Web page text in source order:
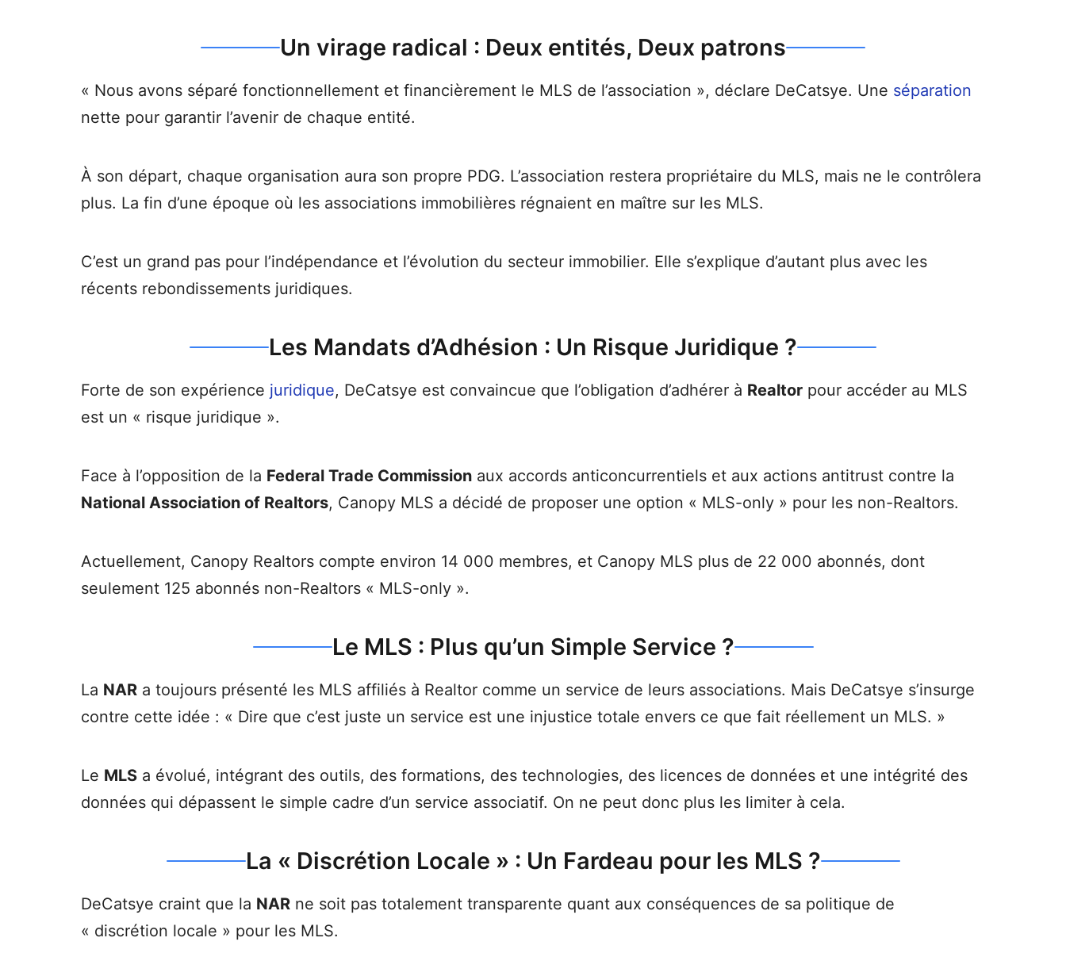
Un virage radical : Deux entités, Deux patrons
« Nous avons séparé fonctionnellement et financièrement le MLS de l’association », déclare DeCatsye. Une séparation
nette pour garantir l’avenir de chaque entité.
À son départ, chaque organisation aura son propre PDG. L’association restera propriétaire du MLS, mais ne le contrôlera
plus. La fin d’une époque où les associations immobilières régnaient en maître sur les MLS.
C’est un grand pas pour l’indépendance et l’évolution du secteur immobilier. Elle s’explique d’autant plus avec les
récents rebondissements juridiques.
Les Mandats d’Adhésion : Un Risque Juridique ?
Forte de son expérience juridique, DeCatsye est convaincue que l’obligation d’adhérer à Realtor pour accéder au MLS
est un « risque juridique ».
Face à l’opposition de la Federal Trade Commission aux accords anticoncurrentiels et aux actions antitrust contre la
National Association of Realtors, Canopy MLS a décidé de proposer une option « MLS-only » pour les non-Realtors.
Actuellement, Canopy Realtors compte environ 14 000 membres, et Canopy MLS plus de 22 000 abonnés, dont
seulement 125 abonnés non-Realtors « MLS-only ».
Le MLS : Plus qu’un Simple Service ?
La NAR a toujours présenté les MLS affiliés à Realtor comme un service de leurs associations. Mais DeCatsye s’insurge
contre cette idée : « Dire que c’est juste un service est une injustice totale envers ce que fait réellement un MLS. »
Le MLS a évolué, intégrant des outils, des formations, des technologies, des licences de données et une intégrité des
données qui dépassent le simple cadre d’un service associatif. On ne peut donc plus les limiter à cela.
La « Discrétion Locale » : Un Fardeau pour les MLS ?
DeCatsye craint que la NAR ne soit pas totalement transparente quant aux conséquences de sa politique de
« discrétion locale » pour les MLS.